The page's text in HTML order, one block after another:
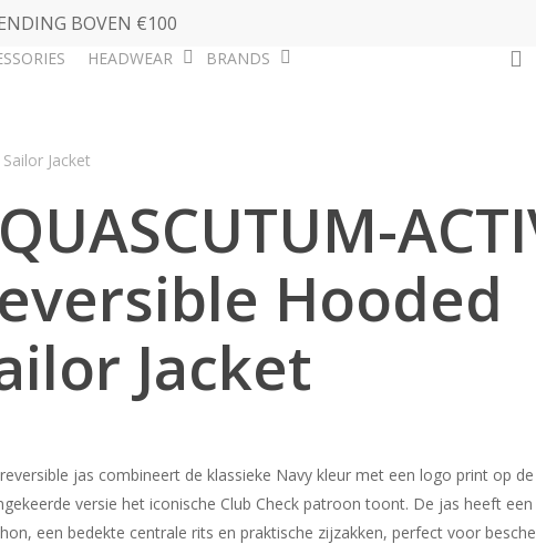
BOVEN €100
HEADWEAR BRANDS
Jacket
Hooded
Jacket
jas combineert de klassieke Navy kleur met een logo print op
versie het iconische Club Check patroon toont. De jas heeft
een bedekte centrale rits en praktische zijzakken, perfect voor